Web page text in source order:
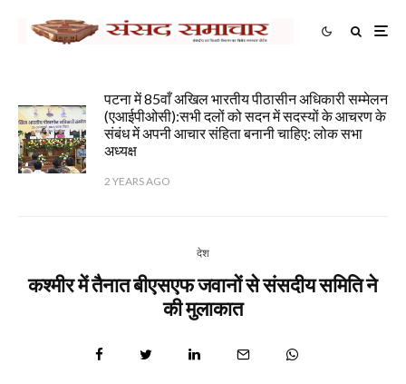
पटना में 85वाँ अखिल भारतीय पीठासीन अधिकारी सम्मेलन
(एआईपीओसी):सभी दलों को सदन में सदस्यों के आचरण के
संबंध में अपनी आचार संहिता बनानी चाहिए: लोक सभा
अध्यक्ष
2 YEARS AGO
देश
कश्मीर में तैनात बीएसएफ जवानों से संसदीय समिति ने
की मुलाकात